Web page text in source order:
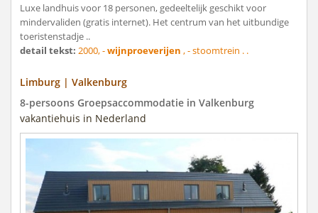
Luxe landhuis voor 18 personen, gedeeltelijk geschikt voor
mindervaliden (gratis internet). Het centrum van het uitbundige
toeristenstadje ..
detail tekst: 2000, -wijnproeverijen , - stoomtrein . .
Limburg | Valkenburg
8-persoons Groepsaccommodatie in Valkenburg
vakantiehuis in Nederland